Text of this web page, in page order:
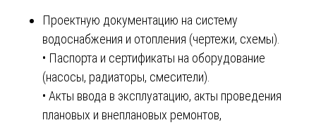
Проектную документацию на систему
водоснабжения и отопления (чертежи, схемы).
• Паспорта и сертификаты на оборудование
(насосы, радиаторы, смесители).
• Акты ввода в эксплуатацию, акты проведения
плановых и внеплановых ремонтов,